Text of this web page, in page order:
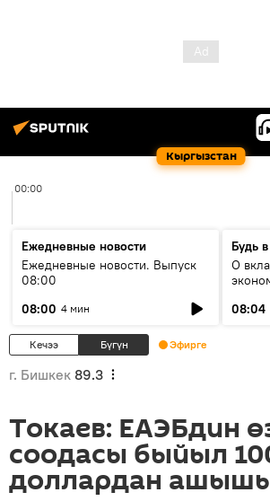
Кыргызстан
00:00
Ежедневные новости
Ежедневные новости. Выпуск
08:00
08:00 4 мин
Будь
О
08:04
Кечээ Бүгүн Эфирге
г. Бишкек 89.3
Токаев: ЕАЭБдин
соодасы быйыл
доллардан